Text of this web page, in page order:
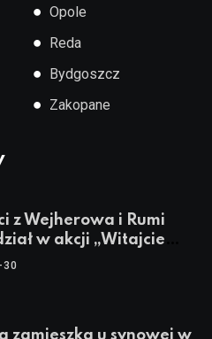
● Opole
● Reda
● Bydgoszcz
● Zakopane
z Wejherowa i Rumi
w akcji „Witajcie
30
zamieszka u synowej w